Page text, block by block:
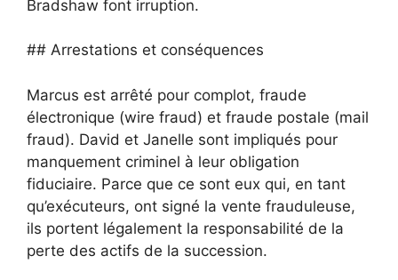
Bradshaw font irruption.
## Arrestations et conséquences
Marcus est arrêté pour complot, fraude
électronique (wire fraud) et fraude postale (mail
fraud). David et Janelle sont impliqués pour
manquement criminel à leur obligation
fiduciaire. Parce que ce sont eux qui, en tant
qu’exécuteurs, ont signé la vente frauduleuse,
ils portent légalement la responsabilité de la
perte des actifs de la succession.